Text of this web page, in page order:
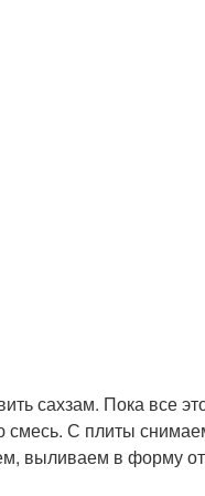
сахзам. Пока все
смесь. С плиты
выливаем в форму